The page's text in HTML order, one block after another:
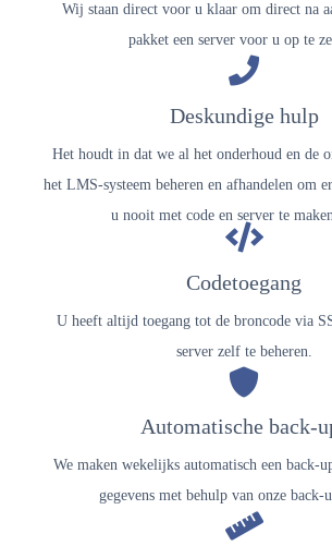
Wij staan ​​direct voor u klaar om direct na
pakket een server voor u op te
Deskundige hulp
Het houdt in dat we al het onderhoud en de
het LMS-systeem beheren en afhandelen om
u nooit met code en server te
Codetoegang
U heeft altijd toegang tot de broncode via
server zelf te beheren.
Automatische back-
We maken wekelijks automatisch een back-
gegevens met behulp van onze back-